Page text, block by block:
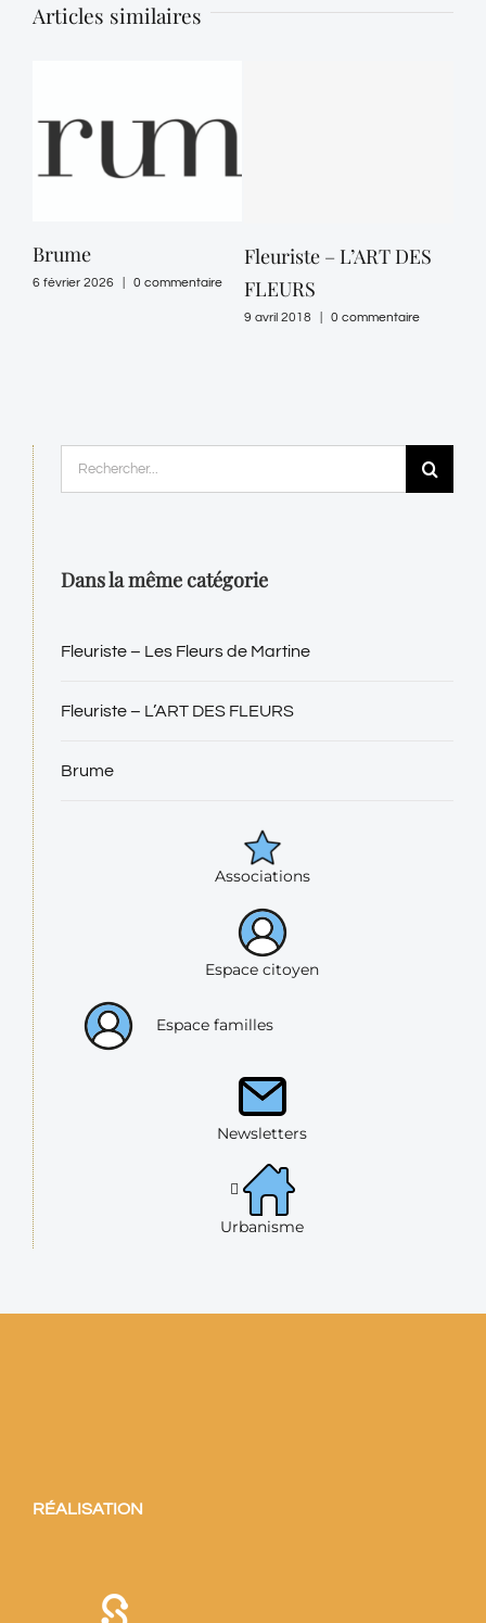
Articles similaires
Brume
6 février 2026 0 commentaire
Fleuriste – L’ART DES
FLEURS
9 avril 2018 0 commentaire
Dans la même catégorie
Fleuriste – Les Fleurs de Martine
Fleuriste – L’ART DES FLEURS
Brume
Associations
Espace citoyen
Espace familles
Newsletters
Urbanisme
RÉALISATION